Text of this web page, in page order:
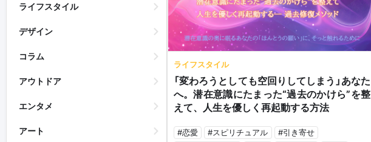
ライフスタイル
デザイン
コラム
アウトドア
エンタメ
アート
ライフスタイル
「変わろうとしても空回りしてしまう」あなた
へ。潜在意識にたまった“過去のかけら”を整
えて、人生を優しく再起動する方法
#恋愛 #スピリチュアル
#引き寄せ